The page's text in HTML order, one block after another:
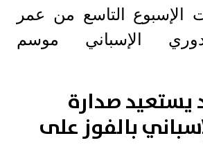
الإسبوع التاسع من عمر
الإسباني موسم
يستعيد صدارة
بالفوز على